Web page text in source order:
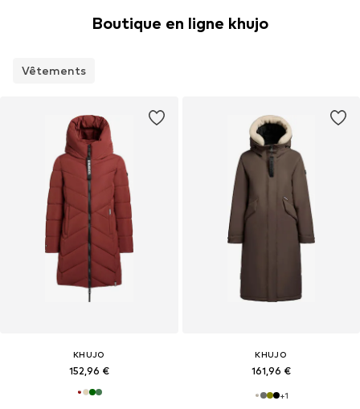
Boutique en ligne khujo
Vêtements
KHUJO
152,96 €
KHUJO
161,96 €
+1